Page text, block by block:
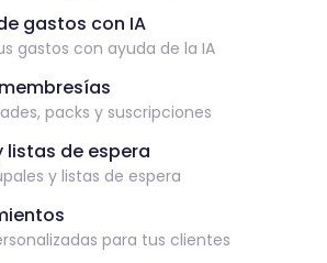
gastos con IA
gastos con ayuda de la IA
packs y suscripciones
listas de espera
y listas de espera
para tus clientes